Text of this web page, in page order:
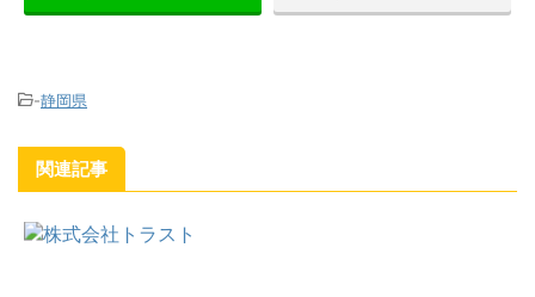
-静岡県
関連記事